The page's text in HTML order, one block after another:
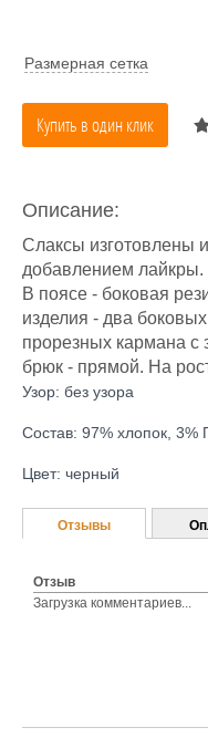
Размерная сетка
Купить в один клик
Описание:
Слаксы изготовлены
добавлением лайкры.
В поясе - боковая
изделия - два
прорезных кармана с
брюк - прямой. На
Узор: без узора
Состав: 97% хлопок, 3%
Цвет: черный
Отзывы
Отзыв
Загрузка комментариев...